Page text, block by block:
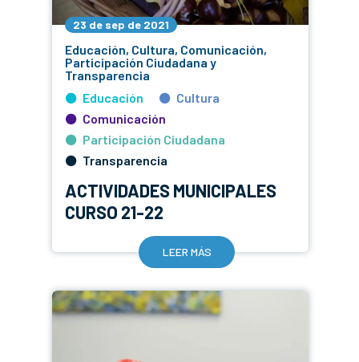
23 de sep de 2021
Educación, Cultura, Comunicación,
Participación Ciudadana y
Transparencia
Educación
Cultura
Comunicación
Participación Ciudadana
Transparencia
ACTIVIDADES MUNICIPALES
CURSO 21-22
LEER MÁS